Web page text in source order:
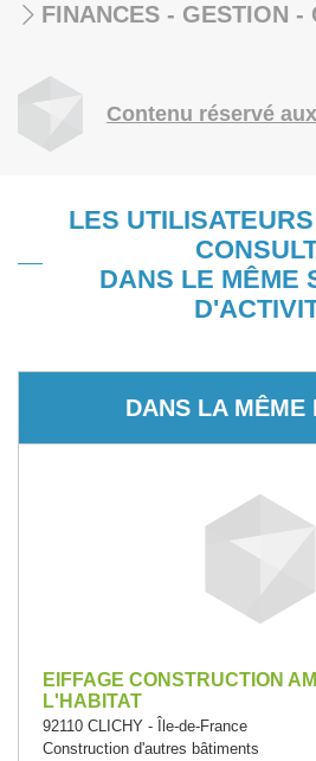
FINANCES - GESTION -
Contenu réservé
LES
DANS LE MÊME
DANS LA MÊME
EIFFAGE CONSTRUCTION
L'HABITAT
92110 CLICHY - Île-de-France
Construction d'autres bâtiments